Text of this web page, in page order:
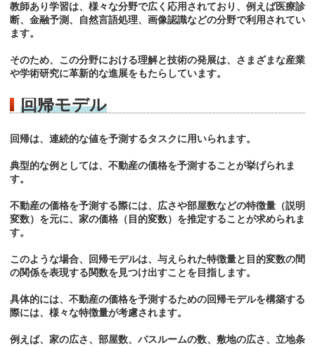
教師あり学習は、様々な分野で広く応用されており、例えば医療診
断、金融予測、自然言語処理、画像認識などの分野で利用されてい
ます。
そのため、この分野における理解と技術の発展は、さまざまな産業
や学術研究に革新的な進展をもたらしています。
回帰モデル
回帰は、連続的な値を予測するタスクに用いられます。
典型的な例としては、不動産の価格を予測することが挙げられま
す。
不動産の価格を予測する際には、広さや部屋数などの特徴量（説明
変数）を元に、家の価格（目的変数）を推定することが求められま
す。
このような場合、回帰モデルは、与えられた特徴量と目的変数の間
の関係を表現する関数を見つけ出すことを目指します。
具体的には、不動産の価格を予測するための回帰モデルを構築する
際には、様々な特徴量が考慮されます。
例えば、家の広さ、部屋数、バスルームの数、敷地の広さ、立地条